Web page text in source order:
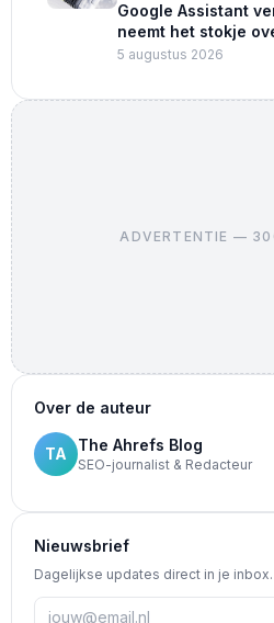
Google Assistant
neemt het stokje
september 2026
5 augustus 2026
ADVERTENTIE —
Over de auteur
TA The Ahrefs Blog
SEO-journalist & Redacteur
Nieuwsbrief
Dagelijkse updates direct in je inbox.